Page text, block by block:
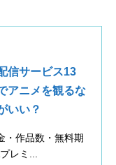
信サービス13
アニメを観るな
いい？
・作品数・無料期
レミ...